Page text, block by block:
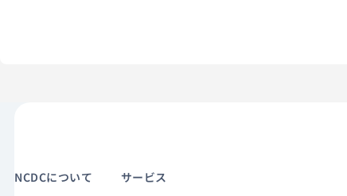
NCDCについて サービス